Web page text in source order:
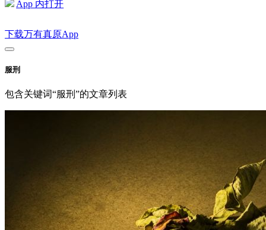
App 内打开
下载万有真原App
服刑
包含关键词“服刑”的文章列表